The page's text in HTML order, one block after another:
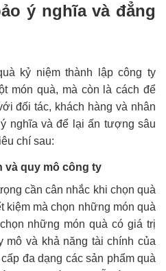
ý nghĩa và đẳng
kỷ niệm thành lập công ty
món quà, mà còn là cách để
đối tác, khách hàng và nhân
nghĩa và để lại ấn tượng sâu
chí sau:
và quy mô công ty
cần cân nhắc khi chọn quà
kiệm mà chọn những món quà
những món quà có giá trị
và khả năng tài chính của
đa dạng các sản phẩm quà